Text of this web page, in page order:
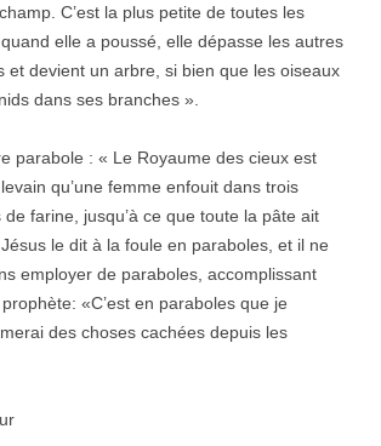
C’est la plus petite de toutes les
elle a poussé, elle dépasse les autres
et devient un arbre, si bien que les oiseaux
dans ses branches ».
parabole : « Le Royaume des cieux est
qu’une femme enfouit dans trois
farine, jusqu’à ce que toute la pâte ait
le dit à la foule en paraboles, et il ne
employer de paraboles, accomplissant
«C’est en paraboles que je
des choses cachées depuis les